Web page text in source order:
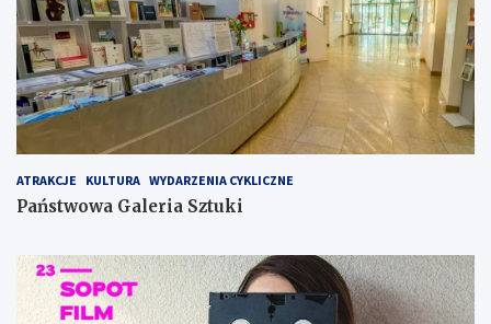
ATRAKCJE KULTURA WYDARZENIA CYKLICZNE
Państwowa Galeria Sztuki